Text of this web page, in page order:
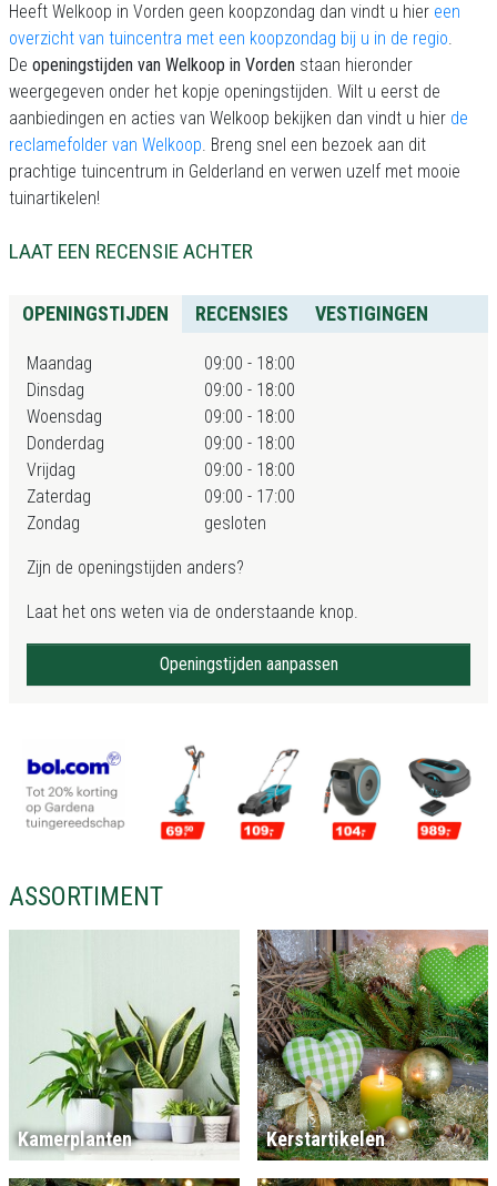
Heeft Welkoop in Vorden geen koopzondag dan vindt u hier een
overzicht van tuincentra met een koopzondag bij u in de regio.
De openingstijden van Welkoop in Vorden staan hieronder
weergegeven onder het kopje openingstijden. Wilt u eerst de
aanbiedingen en acties van Welkoop bekijken dan vindt u hier de
reclamefolder van Welkoop. Breng snel een bezoek aan dit
prachtige tuincentrum in Gelderland en verwen uzelf met mooie
tuinartikelen!
LAAT EEN RECENSIE ACHTER
OPENINGSTIJDEN RECENSIES VESTIGINGEN
Maandag
09:00 - 18:00
Dinsdag
09:00 - 18:00
Woensdag
09:00 - 18:00
Donderdag
09:00 - 18:00
Vrijdag
09:00 - 18:00
Zaterdag
09:00 - 17:00
Zondag
gesloten
Zijn de openingstijden anders?
Laat het ons weten via de onderstaande knop.
Openingstijden aanpassen
ASSORTIMENT
Kamerplanten Kerstartikelen